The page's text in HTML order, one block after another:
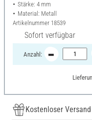
Stärke: 4 mm
Material: Metall
Artikelnummer 18539
Sofort verfügbar
Anzahl:
Kostenloser